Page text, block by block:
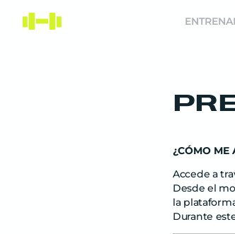
¿CÓMO ME
Accede a
Desde el
la
Durante